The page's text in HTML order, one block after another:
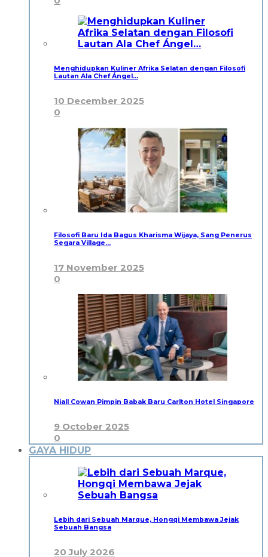
Menghidupkan Kuliner Afrika Selatan dengan Filosofi
Lautan Ala Chef Ángel…
10 December 2025
0
Filosofi Baru Ida Bagus Kharisma Wijaya, Sang Penerus
Segara Village…
17 November 2025
0
Niall Cowan Pimpin Babak Baru Carlton Hotel Singapore
9 October 2025
0
GAYA HIDUP
Lebih dari Sebuah Marque, Hongqi Membawa Jejak
Sebuah Bangsa
20 July 2026